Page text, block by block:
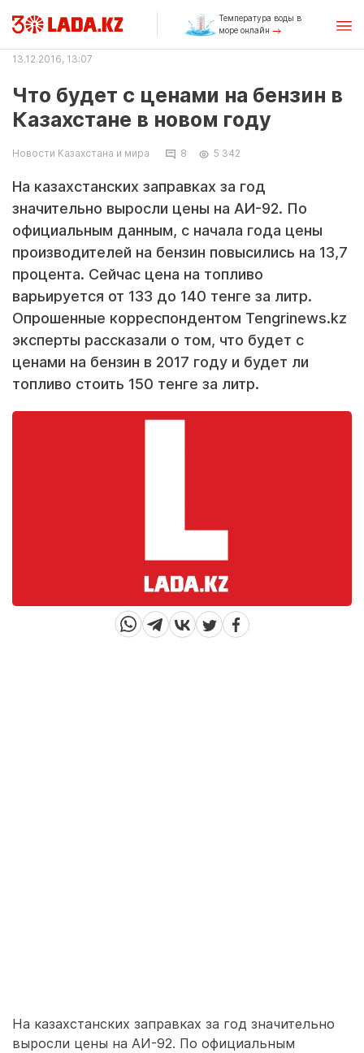
Температура воды в
море онлайн
13.12.2016, 13:07
Что будет с ценами на бензин в
Казахстане в новом году
Новости Казахстана и мира 8 5 342
На казахстанских заправках за год
значительно выросли цены на АИ-92. По
официальным данным, с начала года цены
производителей на бензин повысились на 13,7
процента. Сейчас цена на топливо
варьируется от 133 до 140 тенге за литр.
Опрошенные корреспондентом Tengrinews.kz
эксперты рассказали о том, что будет с
ценами на бензин в 2017 году и будет ли
топливо стоить 150 тенге за литр.
На казахстанских заправках за год значительно
выросли цены на АИ-92. По официальным